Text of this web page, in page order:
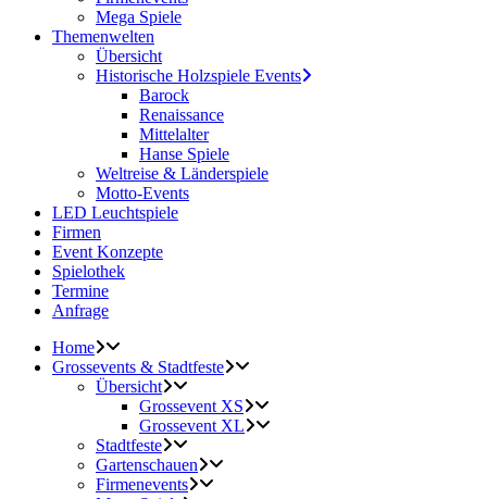
Mega Spiele
Themenwelten
Übersicht
Historische Holzspiele Events
Barock
Renaissance
Mittelalter
Hanse Spiele
Weltreise & Länderspiele
Motto-Events
LED Leuchtspiele
Firmen
Event Konzepte
Spielothek
Termine
Anfrage
Home
Grossevents & Stadtfeste
Übersicht
Grossevent XS
Grossevent XL
Stadtfeste
Gartenschauen
Firmenevents